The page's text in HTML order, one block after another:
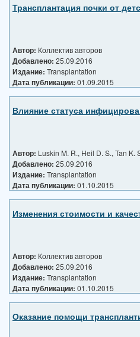
Трансплантация почки от
Автор: Коллектив авторов
Добавлено: 25.09.2016
Издание: Transplantation
Дата публикации: 01.09.2015
Влияние статуса
Автор: Luskin M. R., Heil D. S., Tan K.
Добавлено: 25.09.2016
Издание: Transplantation
Дата публикации: 01.10.2015
Изменения стоимости и
Автор: Коллектив авторов
Добавлено: 25.09.2016
Издание: Transplantation
Дата публикации: 01.10.2015
Оказание помощи